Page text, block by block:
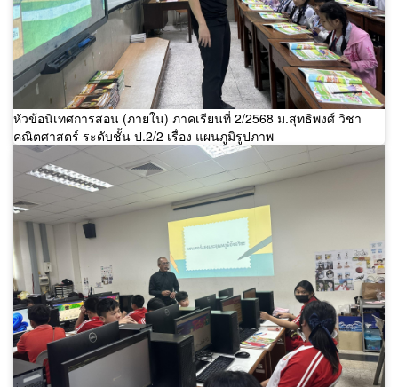
หัวข้อนิเทศการสอน (ภายใน) ภาคเรียนที่ 2/2568 ม.สุทธิพงศ์ วิชา
คณิตศาสตร์ ระดับชั้น ป.2/2 เรื่อง แผนภูมิรูปภาพ